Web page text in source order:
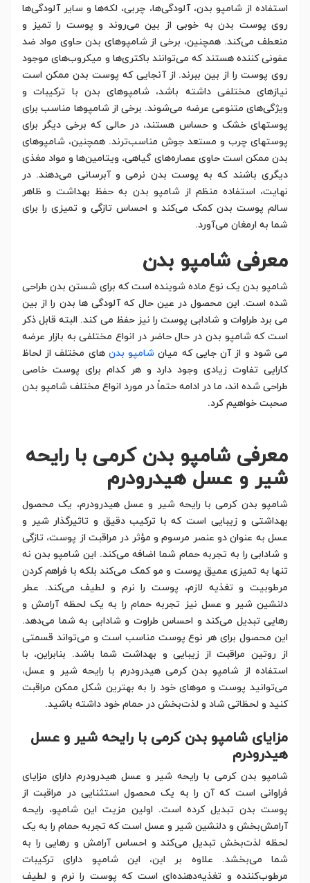
استفاده از شامپو بدن، آلودگی‌ها، چربی، لکه‌ها و سایر آلودگی‌ها
روی پوست بدن به خوبی از بین می‌روند و پوست را تمیز و
منعطف می‌کند. همچنین، برخی از شامپوهای بدن حاوی مواد ضد
عفونی کننده هستند که می‌توانند باکتری‌ها و میکروب‌های موجود
روی پوست را از بین ببرند. از آنجایی که پوست بدن ممکن است
نیازهای مختلفی داشته باشد، شامپوهای بدن با ترکیبات و
ویژگی‌های متنوعی عرضه می‌شوند. برخی از شامپوها مناسب برای
پوستهای خشک و حساس هستند، در حالی که برخی دیگر برای
پوستهای چرب و مستعد جوش مناسب‌ترند. همچنین، شامپوهای
بدن ممکن است حاوی عصاره‌های گیاهی، ویتامین‌ها و مواد مغذی
دیگری باشند که به پوست بدن نرمی و آبرسانی می‌دهند. در
نهایت، استفاده منظم از شامپو بدن به حفظ بهداشت و ظاهر
سالم پوست بدن کمک می‌کند و احساس تازگی و تمیزی را برای
شما به ارمغان می‌آورد.
معرفی شامپو بدن
شامپو بدن یک نوع ماده شوینده است که برای شستن بدن طراحی
شده است. این محصول در عین حال که آلودگی ها بدن را از بین
می برد طراوات و شادابی پوست را نیز حفظ می کند. البته قابل ذکر
است که شامپو بدن در حال حاضر در انواع مختلفی به بازار عرضه
می شود و از آن جایی که میان شامپو بدن های مختلف از لحاظ
کارایی تفاوت زیادی وجود دارد و هر کدام برای پوست خاصی
طراحی شده اند، ما در ادامه حتماً در مورد انواع مختلف شامپو بدن
صحبت خواهیم کرد.
معرفی شامپو بدن کرمی با رایحه
شیر و عسل هیدرودرم
شامپو بدن کرمی با رایحه شیر و عسل هیدرودرم، یک محصول
بهداشتی و زیبایی است که با ترکیب دقیق و تاثیرگذار شیر و
عسل به عنوان دو عنصر مرسوم و مؤثر در مراقبت از پوست، تازگی
و شادابی را به تجربه حمام شما اضافه می‌کند. این شامپو بدن نه
تنها به تمیزی عمیق پوست و مو کمک می‌کند بلکه با فراهم کردن
مرطوبیت و تغذیه لازم، پوست را نرم و لطیف می‌کند. عطر
دلنشین شیر و عسل نیز تجربه حمام را به یک لحظه آرامش و
رهایی تبدیل می‌کند و احساس طراوت و شادابی به شما می‌دهد.
این محصول برای هر نوع پوست مناسب است و می‌تواند قسمتی
از روتین مراقبت از زیبایی و بهداشت شما باشد. بنابراین، با
استفاده از شامپو بدن کرمی هیدرودرم با رایحه شیر و عسل،
می‌توانید پوست و موهای خود را به بهترین شکل ممکن مراقبت
کنید و لحظاتی شاد و لذت‌بخش در حمام خود داشته باشید.
مزایای شامپو بدن کرمی با رایحه شیر و عسل
هیدرودرم
شامپو بدن کرمی با رایحه شیر و عسل هیدرودرم دارای مزایای
فراوانی است که آن را به یک محصول استثنایی در مراقبت از
پوست بدن تبدیل کرده است. اولین مزیت این شامپو، رایحه
آرامش‌بخش و دلنشین شیر و عسل است که تجربه حمام را به یک
لحظه لذت‌بخش تبدیل می‌کند و احساس آرامش و رهایی را به
شما می‌بخشد. علاوه بر این، این شامپو دارای ترکیبات
مرطوب‌کننده و تغذیه‌دهنده‌ای است که پوست را نرم و لطیف